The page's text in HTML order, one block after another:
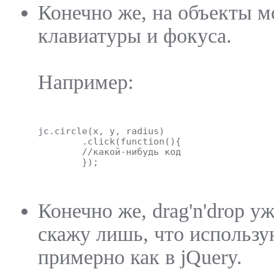
Конечно же, на объекты
клавиатуры и фокуса.
Например:
jc.circle(x, y, radius)
	.click(function(){
	});
Конечно же, drag'n'drop
скажу лишь, что
примерно как в jQuery.